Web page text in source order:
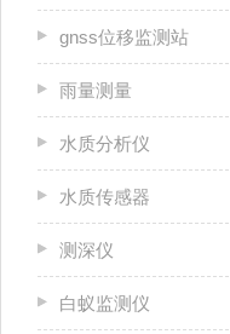
gnss位移监测站
雨量测量
水质分析仪
水质传感器
测深仪
白蚁监测仪